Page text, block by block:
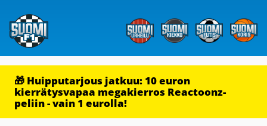
🎁 Huipputarjous jatkuu: 10 euron
kierrätysvapaa megakierros Reactoonz-
peliin - vain 1 eurolla!